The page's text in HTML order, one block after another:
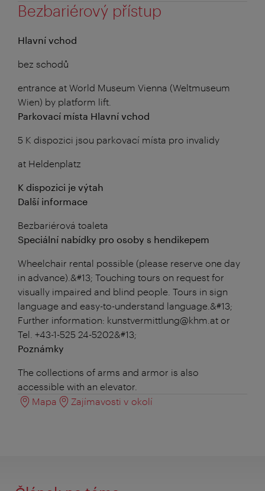
Bezbariérový přístup
Hlavní vchod
bez schodů
entrance at World Museum Vienna (Weltmuseum
Wien) by platform lift.
Parkovací místa Hlavní vchod
5 K dispozici jsou parkovací místa pro invalidy
at Heldenplatz
K dispozici je výtah
Další informace
Bezbariérová toaleta
Speciální nabídky pro osoby s hendikepem
Wheelchair rental possible (please reserve one day
in advance).&#13; Touching tours on request for
visually impaired and blind people. Tours in sign
language and easy-to-understand language.&#13;
Further information: kunstvermittlung@khm.at or
Tel. +43-1-525 24-5202&#13;
Poznámky
The collections of arms and armor is also
accessible with an elevator.
Mapa
Zajímavosti v okolí